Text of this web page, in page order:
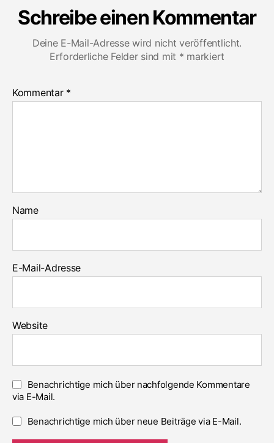
Schreibe einen Kommentar
Deine E-Mail-Adresse wird nicht veröffentlicht.
Erforderliche Felder sind mit * markiert
Kommentar *
Name
E-Mail-Adresse
Website
Benachrichtige mich über nachfolgende Kommentare
via E-Mail.
Benachrichtige mich über neue Beiträge via E-Mail.